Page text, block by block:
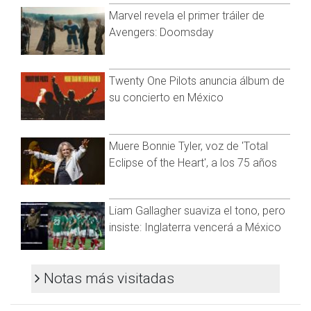
Lamentablemente para los aficionados al equipo de Dorados,
la escuadra local perdió la posibilidad de seguir avanzando y
cayó 3-1 ante Alacranes.
Qué guapos los novios de La Pecera. 🫶🏻🥰
👏🏻 ¡Aplausos para la nueva#FamiliaDorada!
pic.twitter.com/dR7Xn6HiLp
— Dorados (@Dorados)
Visita y accede a todo nuestro contenido |
www.cadenanoticias.com | Twitter: @cadena_noticias|
Facebook:@cadenanoticiasmx| Instagram:
@cadenanoticiasmx
Marvel revela el primer tráiler de
Avengers: Doomsday
Twenty One Pilots anuncia álbum de
su concierto en México
Muere Bonnie Tyler, voz de 'Total
Eclipse of the Heart', a los 75 años
Liam Gallagher suaviza el tono, pero
insiste: Inglaterra vencerá a México
Notas más visitadas